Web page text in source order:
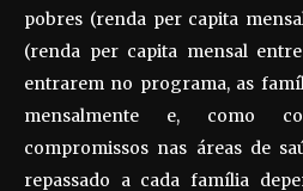
pobres (renda per capita
(renda per capita mensal
entrarem no programa, as
mensalmente e, como
compromissos nas áreas de
repassado a cada família